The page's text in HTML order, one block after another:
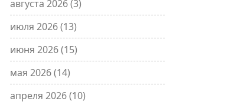
августа 2026(3)
июля 2026(13)
июня 2026(15)
мая 2026(14)
апреля 2026(10)